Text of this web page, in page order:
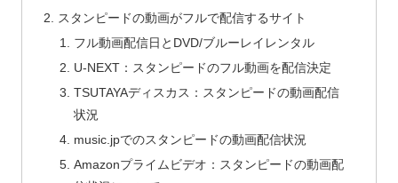
スタンピードの動画がフルで配信するサイト
フル動画配信日とDVD/ブルーレイレンタル
U-NEXT：スタンピードのフル動画を配信決定
TSUTAYAディスカス：スタンピードの動画配信
状況
music.jpでのスタンピードの動画配信状況
Amazonプライムビデオ：スタンピードの動画配